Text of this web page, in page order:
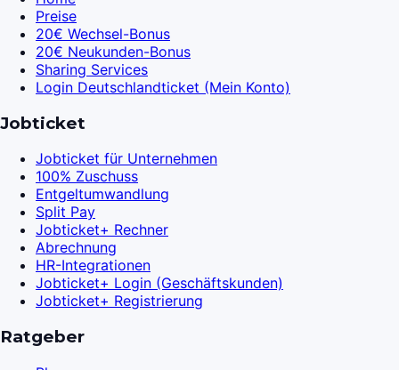
Preise
20€ Wechsel-Bonus
20€ Neukunden-Bonus
Sharing Services
Login Deutschlandticket (Mein Konto)
Jobticket
Jobticket für Unternehmen
100% Zuschuss
Entgeltumwandlung
Split Pay
Jobticket+ Rechner
Abrechnung
HR-Integrationen
Jobticket+ Login (Geschäftskunden)
Jobticket+ Registrierung
Ratgeber